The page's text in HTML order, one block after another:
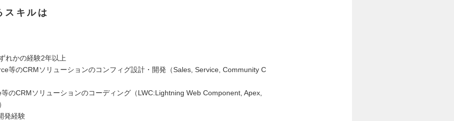
スキルは
れかの経験2年以上
等のCRMソリューションのコンフィグ設計・開発（Sales, Service, Community C
のCRMソリューションのコーディング（LWC:Lightning Web Component, Apex,
発経験